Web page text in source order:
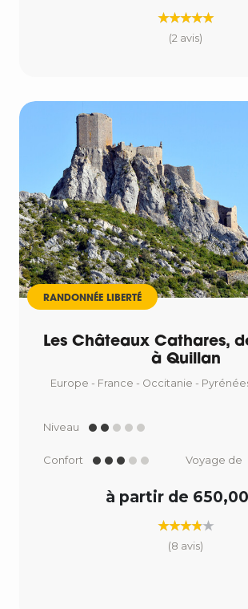
(2 avis)
RANDONNÉE LIBERTÉ
Les Châteaux Cathares,
à Quillan
Europe - France - Occitanie -
Niveau
Confort Voyage de
à partir de
(8 avis)